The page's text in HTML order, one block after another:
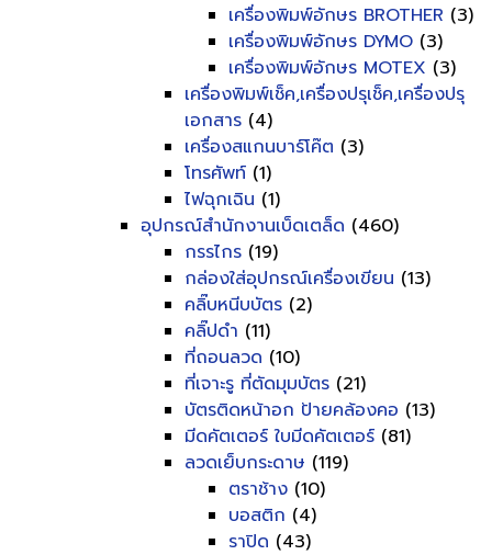
เครื่องพิมพ์อักษร BROTHER (3)
เครื่องพิมพ์อักษร DYMO (3)
เครื่องพิมพ์อักษร MOTEX (3)
เครื่องพิมพ์เช็ค,เครื่องปรุเช็ค,เครื่องปรุ
เอกสาร (4)
เครื่องสแกนบาร์โค๊ต (3)
โทรศัพท์ (1)
ไฟฉุกเฉิน (1)
อุปกรณ์สำนักงานเบ็ดเตล็ด (460)
กรรไกร (19)
กล่องใส่อุปกรณ์เครื่องเขียน (13)
คลิ๊บหนีบบัตร (2)
คลิ๊ปดำ (11)
ที่ถอนลวด (10)
ที่เจาะรู ที่ตัดมุมบัตร (21)
บัตรติดหน้าอก ป้ายคล้องคอ (13)
มีดคัตเตอร์ ใบมีดคัตเตอร์ (81)
ลวดเย็บกระดาษ (119)
ตราช้าง (10)
บอสติก (4)
ราปิด (43)